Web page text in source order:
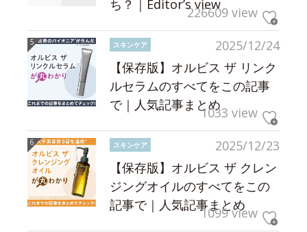
ち？｜Editor’s view226609 view
2025/12/24
スキンケア
【保存版】オルビス ザ リンク
ルセラムのすべてをこの記事
で｜人気記事まとめ1033 view
2025/12/23
スキンケア
【保存版】オルビス ザ クレン
ジングオイルのすべてをこの
記事で｜人気記事まとめ
1099 view